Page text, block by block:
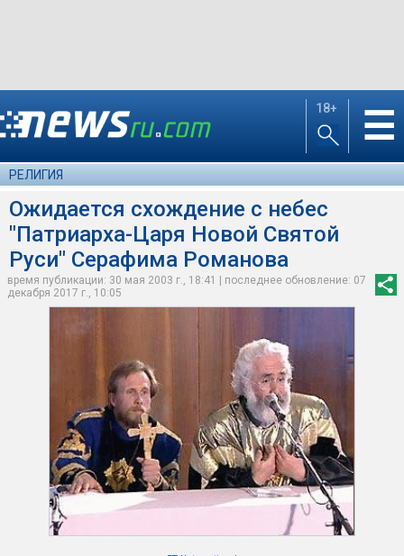
18+ ☰
РЕЛИГИЯ
Ожидается схождение с небес
"Патриарха-Царя Новой Святой
Руси" Серафима Романова
время публикации: 30 мая 2003 г., 18:41 | последнее обновление: 07
декабря 2017 г., 10:05